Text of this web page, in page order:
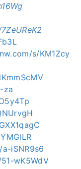
s/KM1Zcy
za
iSNR9s6
wK5WdV